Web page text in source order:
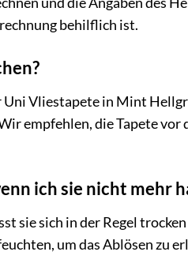
behilflich ist.
Vliestapete in Mint
empfehlen, die Tapete
ich sie nicht mehr
sie sich in der Regel
um das Ablösen zu